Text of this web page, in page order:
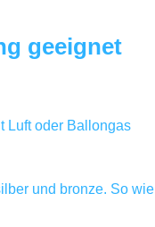
geeignet
Luft oder Ballongas
und bronze. So wie